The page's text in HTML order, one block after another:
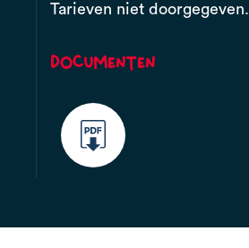
Tarieven niet doorgegeven.
Documenten